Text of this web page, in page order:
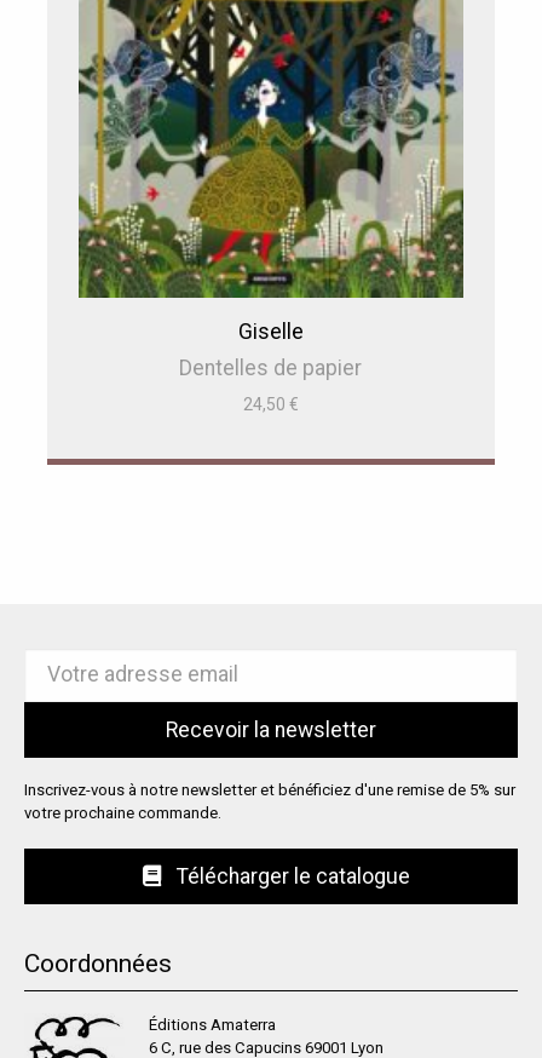
Giselle
Dentelles de papier
24,50 €
Inscrivez-vous à notre newsletter et bénéficiez d'une remise de 5% sur
votre prochaine commande.
Télécharger le catalogue
Coordonnées
Éditions Amaterra
6 C, rue des Capucins 69001 Lyon